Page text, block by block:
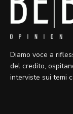
Diamo voce a
del credito,
interviste sui temi